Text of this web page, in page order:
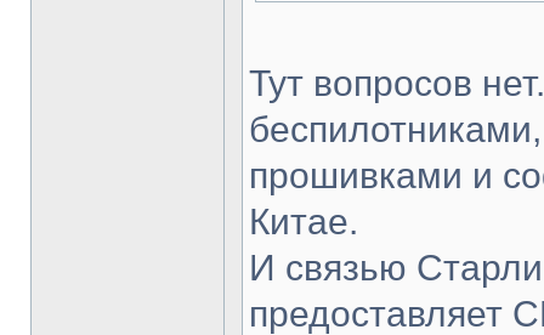
Тут вопросов
прошивками и
Китае.
И связью
предоставляет